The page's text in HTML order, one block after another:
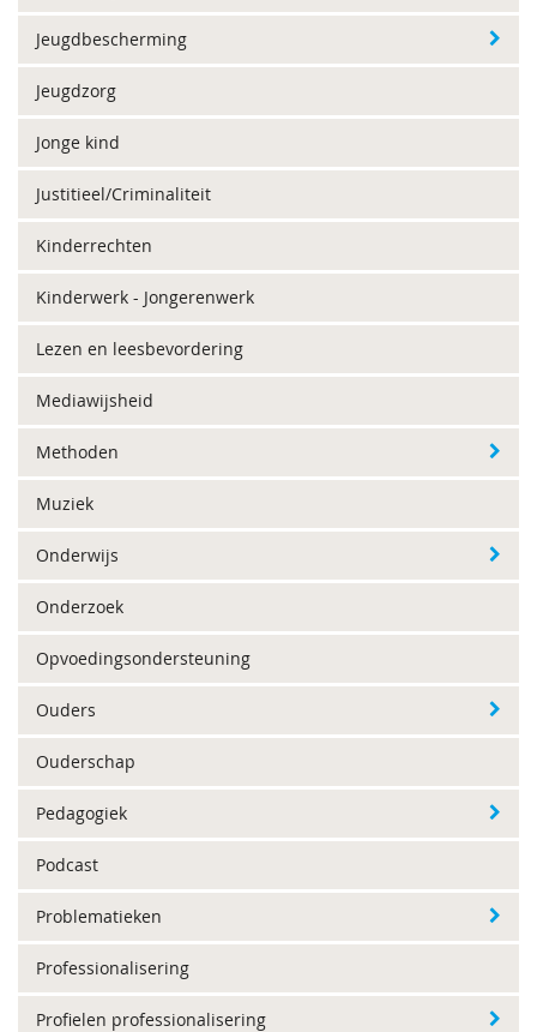
Jeugdbescherming
Jeugdzorg
Jonge kind
Justitieel/Criminaliteit
Kinderrechten
Kinderwerk - Jongerenwerk
Lezen en leesbevordering
Mediawijsheid
Methoden
Muziek
Onderwijs
Onderzoek
Opvoedingsondersteuning
Ouders
Ouderschap
Pedagogiek
Podcast
Problematieken
Professionalisering
Profielen professionalisering